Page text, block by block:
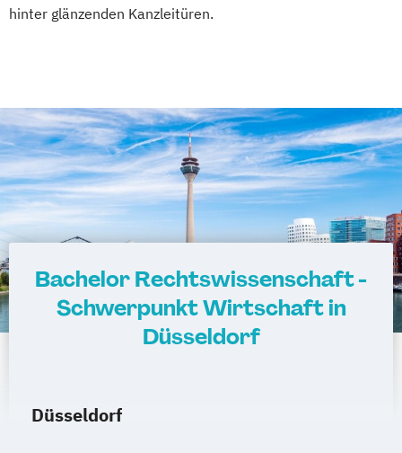
hinter glänzenden Kanzleitüren.
Bachelor Rechtswissenschaft -
Schwerpunkt Wirtschaft in
Düsseldorf
Düsseldorf